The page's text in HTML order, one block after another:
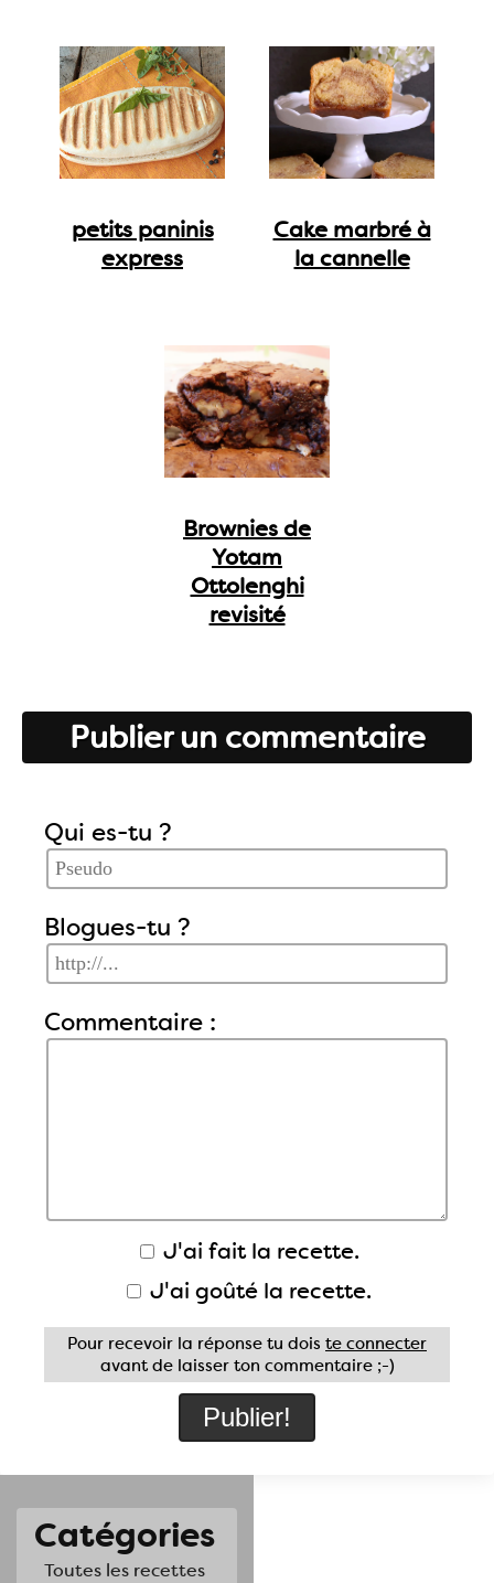
Catégories
Toutes les recettes
petits paninis
express
Cake marbré à
la cannelle
Brownies de
Yotam
Ottolenghi
revisité
Publier un commentaire
Qui es-tu ?
Blogues-tu ?
Commentaire :
J'ai fait la recette.
J'ai goûté la recette.
Pour recevoir la réponse tu dois te connecter
avant de laisser ton commentaire ;-)